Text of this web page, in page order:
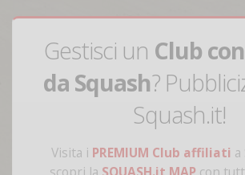
Gestisci un Club
da Squash?
Squash.it!
Visita i PREMIUM Club affiliati